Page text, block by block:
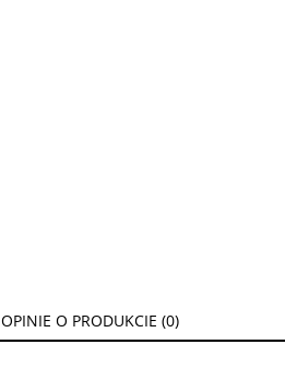
OPINIE O PRODUKCIE (0)